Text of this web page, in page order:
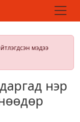
мэдээ
нэр